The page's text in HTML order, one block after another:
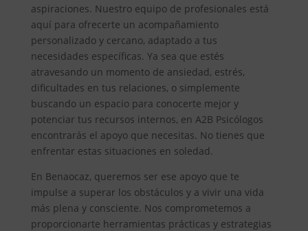
aspiraciones. Nuestro equipo de profesionales está
aquí para ofrecerte un acompañamiento
personalizado y cercano, adaptado a tus
necesidades específicas. Ya sea que estés
atravesando un momento de ansiedad, estrés,
dificultades en tus relaciones, o simplemente
buscando un espacio para conocerte mejor y
potenciar tus recursos internos, en A2B Psicólogos
encontrarás el apoyo que necesitas. No tienes que
enfrentar estas situaciones en soledad.
En Benaocaz, queremos ser ese apoyo que te
impulse a superar los obstáculos y a vivir una vida
más plena y consciente. Nos comprometemos a
proporcionarte herramientas prácticas y estrategias